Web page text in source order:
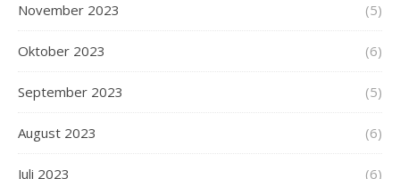
November 2023 (5)
Oktober 2023 (6)
September 2023 (5)
August 2023 (6)
Juli 2023 (6)